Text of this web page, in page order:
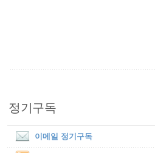
정기구독
이메일 정기구독